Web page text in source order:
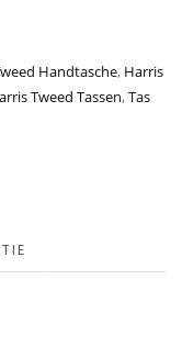
Handtasche, Harris
Tweed Tassen,Tas